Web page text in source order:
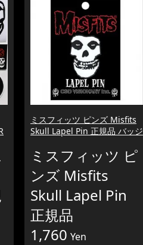
ミスフィッツ ピンズ Misfits
Skull Lapel Pin 正規品 バッジ
ミスフィッツ ピ
ンズ Misfits
Skull Lapel Pin
正規品
1,760 Yen